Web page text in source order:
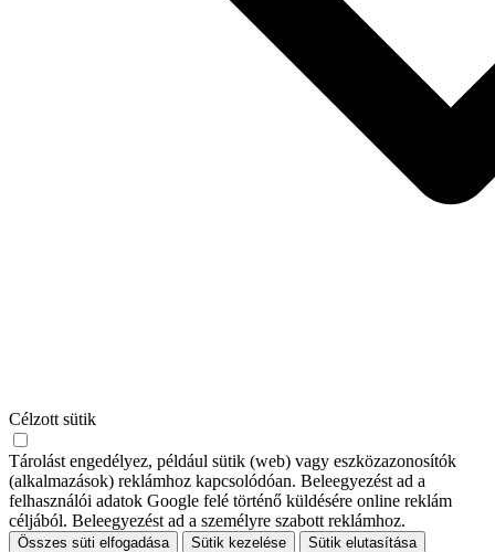
Célzott sütik
Tárolást engedélyez, például sütik (web) vagy eszközazonosítók
(alkalmazások) reklámhoz kapcsolódóan. Beleegyezést ad a
felhasználói adatok Google felé történő küldésére online reklám
céljából. Beleegyezést ad a személyre szabott reklámhoz.
Összes süti elfogadása Sütik kezelése Sütik elutasítása